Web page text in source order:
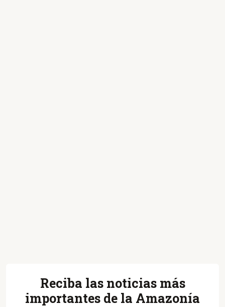
Reciba las noticias más
importantes de la Amazonía